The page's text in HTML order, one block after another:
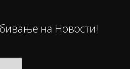
на Новости!